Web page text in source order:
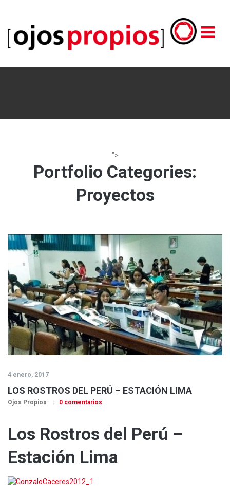
">
Portfolio Categories:
Proyectos
4 enero, 2017
LOS ROSTROS DEL PERÚ – ESTACIÓN LIMA
Ojos Propios 0 comentarios
Los Rostros del Perú –
Estación Lima